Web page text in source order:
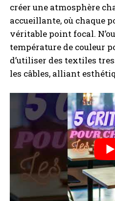
créer une atmosphère
accueillante, où chaque
véritable point focal.
température de couleur
d’utiliser des textiles
les câbles, alliant